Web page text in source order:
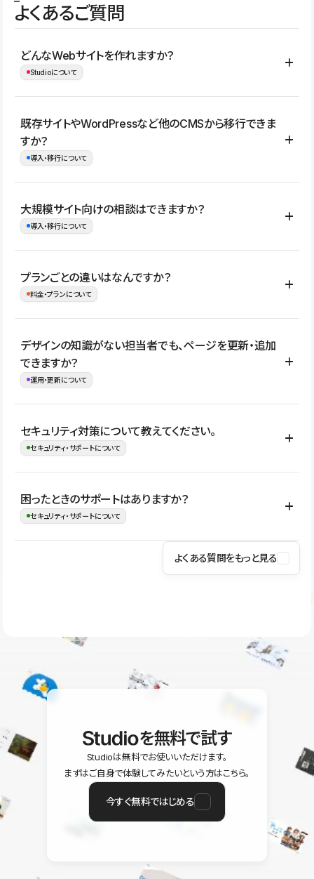
よくあるご質問
どんなWebサイトを作れますか？
Studioについて
コーポレートサイト、サービスサイト、LP、採用サイト、ブロ
グ・メディア、イベントサイト、店舗・商品紹介サイト、ポートフ
ォリオなど幅広く制作できます。
既存サイトやWordPressなど他のCMSから移行できま
すか？
導入・移行について
はい。既存サイトの構成やコンテンツ、URLを整理したうえで、
Studio上に再構築する形で移行できます。 WordPressの場合は、
イト全体のデザインや設定がそのまま移行されるわけではないた
め、移行後にページ構成やデザイン、CMS設計、URL・リダイレク
大規模サイト向けの相談はできますか？
導入・移行について
はい。アクセス規模が大きいサイトや、複数部門での運用、権限管
理、セキュリティ確認、既存システムとの連携など、個別の要件が
ない段階でも、お問い合わせください。
お問合せはこちら
プランごとの違いはなんですか？
料金・プランについて
公開ページ数、バージョン履歴の期間、CMS利用数の上限、権限
管理の有無などがプランごとに異なります。詳しくは料金プランペ
ージをご覧ください。
デザインの知識がない担当者でも、ページを更新・追加
できますか？
運用・更新について
はい。CMSやコンポーネントを活用して更新範囲を設計しておく
ことで、デザインを崩しにくい状態で運用できます。 さらにコン
ながらレイアウトに影響を与えずに更新作業を進めやすくなりま
す。
セキュリティ対策について教えてください。
セキュリティ・サポートについて
Studioでは、公開サイトやサービスを安全に利用できるよう、通信
の暗号化、データ保護、アクセス管理、脆弱性対策など、複数の観
はSSL/TLSによる通信暗号化に対応しており、悪質なスクリプトの
困ったときのサポートはありますか？
セキュリティ・サポートについて
操作方法や機能については、ヘルプセンターでご確認いただけま
ユーザー同士で質問・相談できるコミュニティもご利用ください。
よくある質問をもっと見る
を無料で試す
Studioは無料でお使いいただけます。
まずはご自身で体験してみたいという方はこちら。
今すぐ無料ではじめる